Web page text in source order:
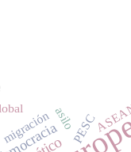
migración PESC
asilo